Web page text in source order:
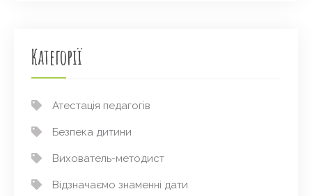
Категорії
Атестація педагогів
Безпека дитини
Вихователь-методист
Відзначаємо знаменні дати